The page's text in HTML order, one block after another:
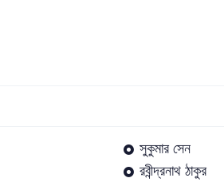
সুকুমার সেন
রবীন্দ্রনাথ ঠাকুর